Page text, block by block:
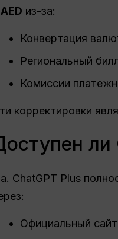
AED из-за:
Конвертация
Региональный
Комиссии
корректировки
ли
ChatGPT Plus
Официальный